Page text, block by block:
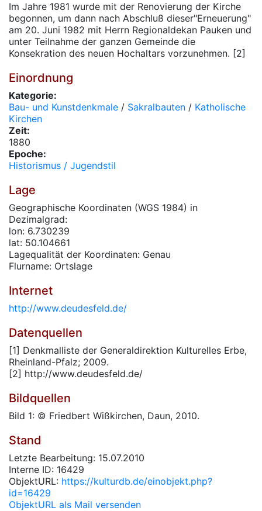
Im Jahre 1981 wurde mit der Renovierung der Kirche
begonnen, um dann nach Abschluß dieser"Erneuerung"
am 20. Juni 1982 mit Herrn Regionaldekan Pauken und
unter Teilnahme der ganzen Gemeinde die
Konsekration des neuen Hochaltars vorzunehmen. [2]
Einordnung
Kategorie:
Bau- und Kunstdenkmale / Sakralbauten / Katholische
Kirchen
Zeit:
1880
Epoche:
Historismus / Jugendstil
Lage
Geographische Koordinaten (WGS 1984) in
Dezimalgrad:
lon: 6.730239
lat: 50.104661
Lagequalität der Koordinaten: Genau
Flurname: Ortslage
Internet
http://www.deudesfeld.de/
Datenquellen
[1] Denkmalliste der Generaldirektion Kulturelles Erbe,
Rheinland-Pfalz; 2009.
[2] http://www.deudesfeld.de/
Bildquellen
Bild 1: © Friedbert Wißkirchen, Daun, 2010.
Stand
Letzte Bearbeitung: 15.07.2010
Interne ID: 16429
ObjektURL: https://kulturdb.de/einobjekt.php?
id=16429
ObjektURL als Mail versenden